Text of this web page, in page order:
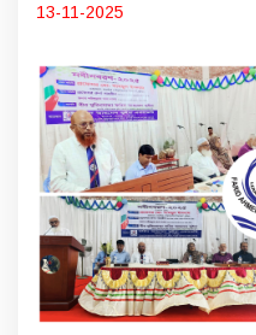
13-11-2025